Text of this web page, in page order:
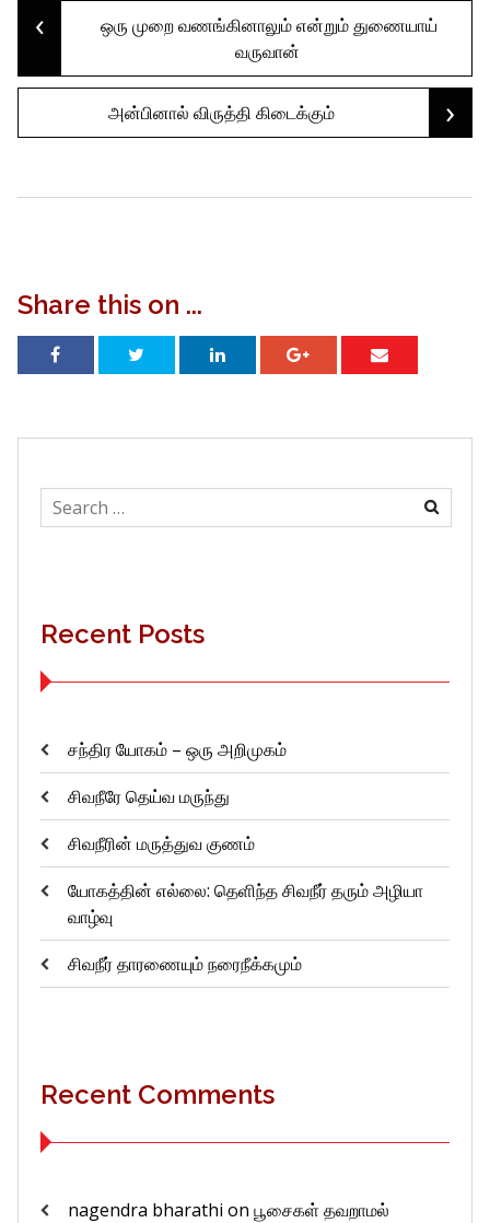
Post
navigation
‹
ஒரு முறை வணங்கினாலும் என்றும் துணையாய்
வருவான்
அன்பினால் விருத்தி கிடைக்கும் ›
Share this on ...
Search
for:
Recent Posts
சந்திர யோகம் – ஒரு அறிமுகம்
சிவநீரே தெய்வ மருந்து
சிவநீரின் மருத்துவ குணம்
யோகத்தின் எல்லை: தெளிந்த சிவநீர் தரும் அழியா
வாழ்வு
சிவநீர் தாரணையும் நரைநீக்கமும்
Recent Comments
nagendra bharathi on பூசைகள் தவறாமல்